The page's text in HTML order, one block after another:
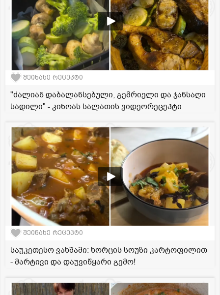
შეინახე რეცეპტი
"ძალიან დაბალანსებული, გემრიელი და ჯანსაღი
სადილი" - კინოას სალათის ვიდეორეცეპტი
შეინახე რეცეპტი
საუკეთესო ვახშამი: ხორცის სოუზი კარტოფილით
- მარტივი და დაუვიწყარი გემო!